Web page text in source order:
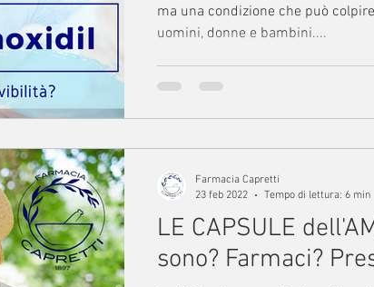
ma una condizione che può
uomini, donne e bambini....
LE CAPSULE
sono? Farmaci?
Farmacia Capretti
23 feb 2022
Tempo di lettura: 6 min